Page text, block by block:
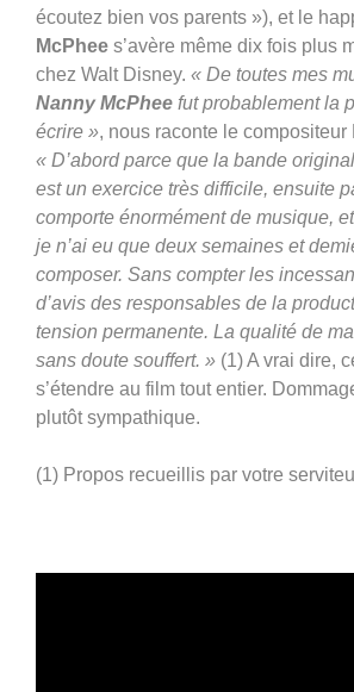
écoutez bien vos parents »), et le
McPhee s’avère même dix fois plus
chez Walt Disney. « De toutes mes
Nanny McPhee fut probablement la
écrire », nous raconte le compositeur
« D’abord parce que la bande
est un exercice très difficile, ensuite
comporte énormément de musique,
je n’ai eu que deux semaines et
composer. Sans compter les
d’avis des responsables de la
tension permanente. La qualité de
sans doute souffert. » (1) A vrai dire,
s’étendre au film tout entier.
plutôt sympathique.
(1) Propos recueillis par votre